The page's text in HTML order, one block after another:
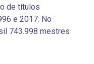
de títulos
e 2017. No
743.998 mestres